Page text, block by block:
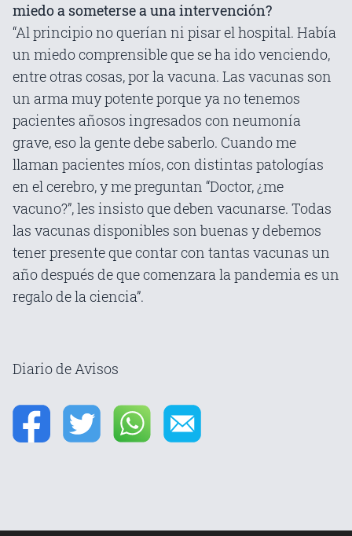
miedo a someterse a una intervención?
“Al principio no querían ni pisar el hospital. Había
un miedo comprensible que se ha ido venciendo,
entre otras cosas, por la vacuna. Las vacunas son
un arma muy potente porque ya no tenemos
pacientes añosos ingresados con neumonía
grave, eso la gente debe saberlo. Cuando me
llaman pacientes míos, con distintas patologías
en el cerebro, y me preguntan “Doctor, ¿me
vacuno?”, les insisto que deben vacunarse. Todas
las vacunas disponibles son buenas y debemos
tener presente que contar con tantas vacunas un
año después de que comenzara la pandemia es un
regalo de la ciencia”.
Diario de Avisos